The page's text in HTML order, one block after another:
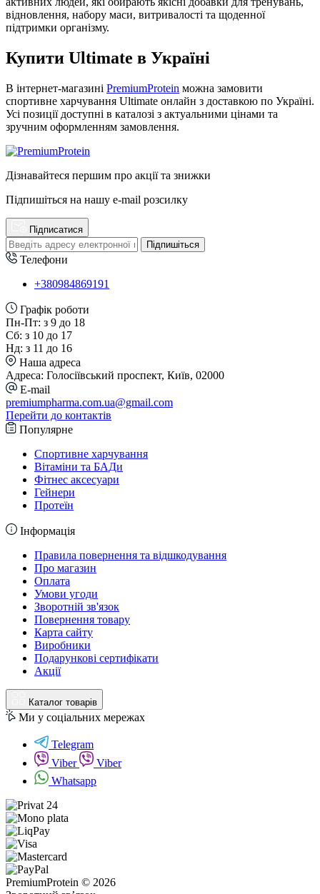
відновлення, набору маси, витривалості та щоденної
підтримки організму.
Купити Ultimate в Україні
В інтернет-магазині PremiumProtein можна замовити
спортивне харчування Ultimate онлайн з доставкою по Україні.
Усі позиції доступні в каталозі з актуальними цінами та
зручним оформленням замовлення.
Дізнавайтеся першим про акції та знижки
Підпишіться на нашу e-mail розсилку
Підписатися
Підпишіться
Телефони
+380984869191
Графік роботи
Пн-Пт: з 9 до 18
Сб: з 10 до 17
Нд: з 11 до 16
Наша адреса
Адреса: Голосіївський проспект, Київ, 02000
E-mail
premiumpharma.com.ua@gmail.com
Перейти до контактів
Популярне
Спортивне харчування
Вітаміни та БАДи
Фітнес аксесуари
Гейнери
Протеїн
Інформація
Правила повернення та відшкодування
Про магазин
Оплата
Умови угоди
Зворотній зв'язок
Повернення товару
Карта сайту
Виробники
Подарункові сертифікати
Акції
Каталог товарів
Ми у соціальних мережах
Telegram
Viber
Viber
Whatsapp
PremiumProtein © 2026